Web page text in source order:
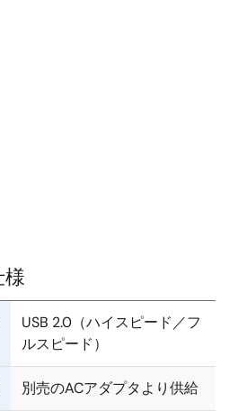
ァミリマイコン開発用のエミ
を選択すべきかを分かり易く
ます。
USB 2.0（ハイスピード／フ
ルスピード）
別売のACアダプタより供給